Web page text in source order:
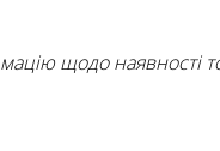
щодо наявності